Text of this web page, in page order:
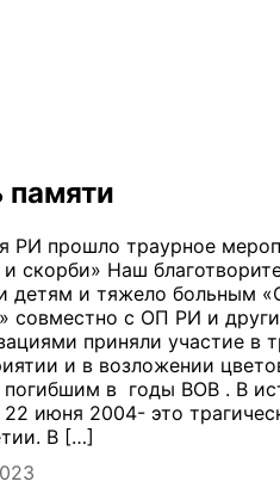
памяти
РИ прошло траурное
и скорби» Наш
детям и тяжело больным
совместно с ОП РИ и
приняли участие в
и в возложении
погибшим в годы ВОВ . В
июня 2004- это
В […]